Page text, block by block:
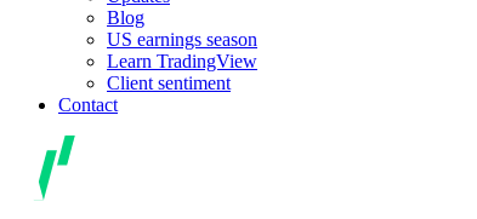
Blog
US earnings season
Learn TradingView
Client sentiment
Contact